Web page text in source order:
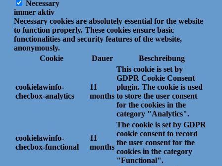
Necessary
immer aktiv
Necessary cookies are absolutely essential for the website
to function properly. These cookies ensure basic
functionalities and security features of the website,
anonymously.
Cookie
Dauer Beschreibung
cookielawinfo-
checbox-analytics
11
months
This cookie is set by
GDPR Cookie Consent
plugin. The cookie is used
to store the user consent
for the cookies in the
category "Analytics".
cookielawinfo-
checbox-functional
11
months
The cookie is set by GDPR
cookie consent to record
the user consent for the
cookies in the category
"Functional".